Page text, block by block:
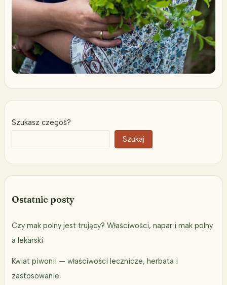
Szukasz czegoś?
Szukaj
Ostatnie posty
Czy mak polny jest trujący? Właściwości, napar i mak polny
a lekarski
Kwiat piwonii — właściwości lecznicze, herbata i
zastosowanie